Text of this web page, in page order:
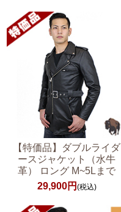
【特価品】ダブルライダ
ースジャケット（水牛
革） ロング M~5Lまで
29,900円 (税込)